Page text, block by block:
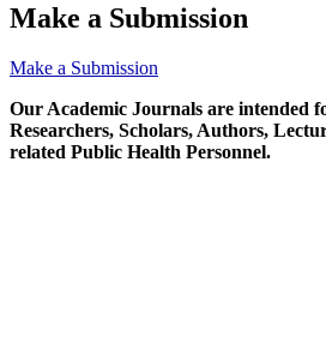
Make a Submission
Make a Submission
Our Academic Journals are intended
Researchers, Scholars, Authors,
related Public Health Personnel.